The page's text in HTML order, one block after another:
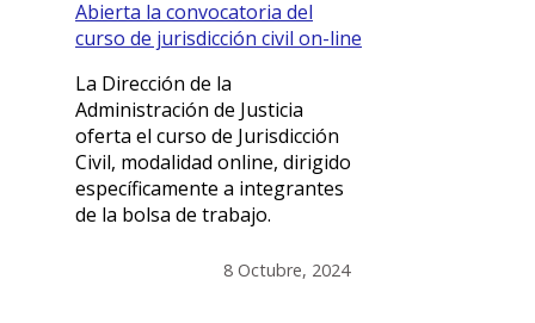
Abierta la convocatoria del
curso de jurisdicción civil on-line
La Dirección de la
Administración de Justicia
oferta el curso de Jurisdicción
Civil, modalidad online, dirigido
específicamente a integrantes
de la bolsa de trabajo.
8 Octubre, 2024